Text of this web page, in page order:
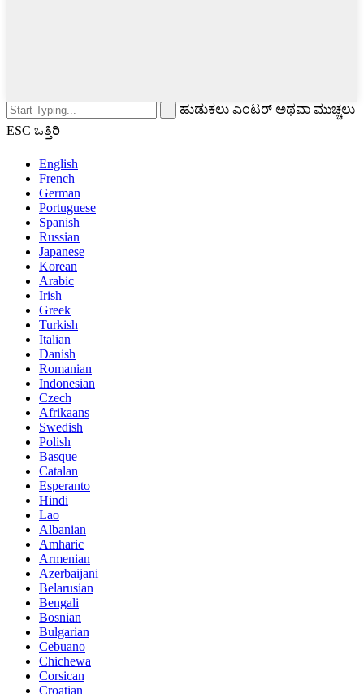
ಹುಡುಕಲು ಎಂಟರ್ ಅಥವಾ ಮುಚ್ಚಲು
ESC ಒತ್ತಿರಿ
English
French
German
Portuguese
Spanish
Russian
Japanese
Korean
Arabic
Irish
Greek
Turkish
Italian
Danish
Romanian
Indonesian
Czech
Afrikaans
Swedish
Polish
Basque
Catalan
Esperanto
Hindi
Lao
Albanian
Amharic
Armenian
Azerbaijani
Belarusian
Bengali
Bosnian
Bulgarian
Cebuano
Chichewa
Corsican
Croatian